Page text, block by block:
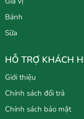
Bánh
Sữa
HỖ TRỢ KHÁCH
Giới thiệu
Chính sách đổi trả
Chính sách bảo mật